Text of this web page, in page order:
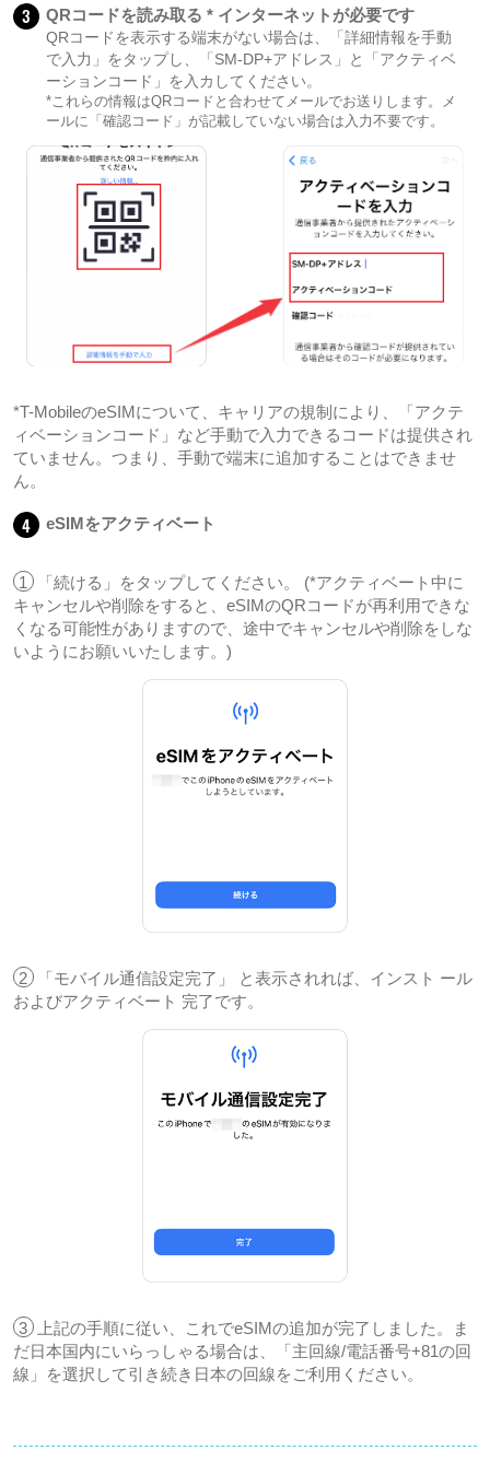
3 QRコードを読み取る * インターネットが必要です
QRコードを表示する端末がない場合は、「詳細情報を手動
で入力」をタップし、「SM-DP+アドレス」と「アクティベ
ーションコード」を入カしてください。
*これらの情報はQRコードと合わせてメールでお送りします。メ
ールに「確認コード」が記載していない場合は入力不要です。
*T-MobileのeSIMについて、キャリアの規制により、「アクテ
ィベーションコード」など手動で入力できるコードは提供され
ていません。つまり、手動で端末に追加することはできませ
ん。
4 eSIMをアクティベート
1
「続ける」をタップしてください。 (*アクティベート中に
キャンセルや削除をすると、eSIMのQRコードが再利用できな
くなる可能性がありますので、途中でキャンセルや削除をしな
いようにお願いいたします。)
2
「モバイル通信設定完了」 と表示されれば、インスト ール
およびアクティベート 完了です。
3
上記の手順に従い、これでeSIMの追加が完了しました。ま
だ日本国内にいらっしゃる場合は、「主回線/電話番号+81の回
線」を選択して引き続き日本の回線をご利用ください。